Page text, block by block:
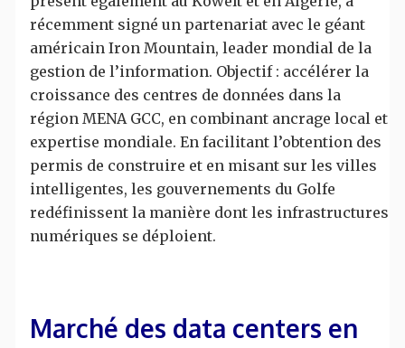
récemment signé un partenariat avec le géant
américain Iron Mountain, leader mondial de la
gestion de l’information. Objectif : accélérer la
croissance des centres de données dans la
région MENA GCC, en combinant ancrage local et
expertise mondiale. En facilitant l’obtention des
permis de construire et en misant sur les villes
intelligentes, les gouvernements du Golfe
redéfinissent la manière dont les infrastructures
numériques se déploient.
Marché des data centers en